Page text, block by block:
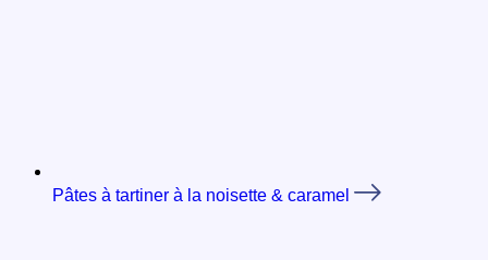
Pâtes à tartiner à la noisette & caramel